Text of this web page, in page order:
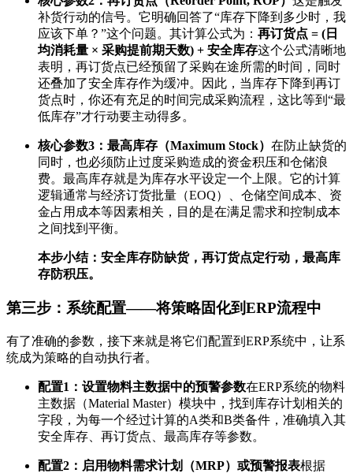
补货行动的信号。它明确回答了“库存下降到多少时，我
应该下单？”这个问题。其计算公式为： 再订货点 = (日
均消耗量 × 采购提前期天数) + 安全库存这个公式清晰地
表明，再订货点已经预留了采购在途所需的时间，同时
还叠加了安全库存作为缓冲。因此，当库存下降到再订
货点时，你还有充足的时间完成采购流程，这比等到“最
低库存”才行动要主动得多。
核心参数3：最高库存（Maximum Stock） 在防止缺货的
同时，也必须防止过度采购造成的资金积压和仓储浪
费。最高库存就是为库存水平设定一个上限。它的计算
逻辑通常与经济订货批量（EOQ）、仓储空间成本、资
金占用成本等因素相关，目的是在满足需求和控制成本
之间找到平衡。
本步小结：安全库存防缺货，再订货点定行动，最高库
存防积压。
第三步：系统配置——将策略固化到ERP流程中
有了准确的参数，接下来就是将它们配置到ERP系统中，让系
统成为策略的自动执行者。
配置1：设置物料主数据中的预警参数在ERP系统的物料
主数据（Material Master）模块中，找到库存计划相关的
字段，为每一个经过计算的A类和B类备件，准确填入其
安全库存、再订货点、最高库存等参数。
配置2：启用物料需求计划（MRP）或预警报表根据